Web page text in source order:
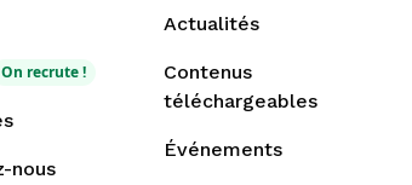
On recrute !
nous
Actualités
Contenus
téléchargeables
Événements